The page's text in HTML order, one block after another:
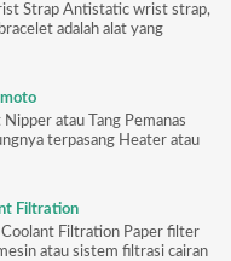
Strap Antistatic wrist strap,
adalah alat yang
atau Tang Pemanas
terpasang Heater atau
Filtration
Filtration Paper filter
atau sistem filtrasi cairan